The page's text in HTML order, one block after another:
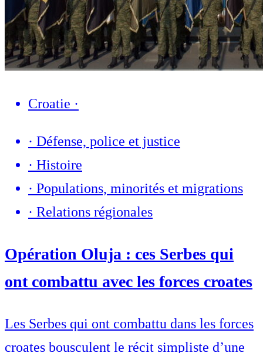
Croatie ·
· Défense, police et justice
· Histoire
· Populations, minorités et migrations
· Relations régionales
Opération Oluja : ces Serbes qui
ont combattu avec les forces croates
Les Serbes qui ont combattu dans les forces
croates bousculent le récit simpliste d’une